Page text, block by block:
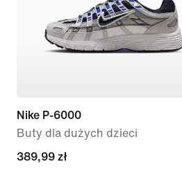
Nike P-6000
Buty dla dużych dzieci
389,99 zł
389,99 zł